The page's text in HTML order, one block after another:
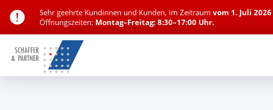
Sehr geehrte Kundinnen und Kunden, im Zeitraum vom 1. Juli
Öffnungszeiten: Montag–Freitag: 8:30–17:00 Uhr.